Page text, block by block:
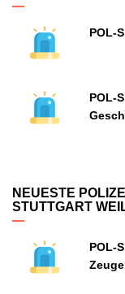
POL-
POL-
NEUESTE
STUTTGART
POL-